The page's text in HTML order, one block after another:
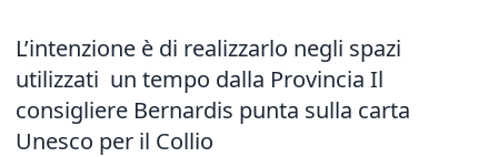
L’intenzione è di realizzarlo negli spazi
utilizzati un tempo dalla Provincia Il
consigliere Bernardis punta sulla carta
Unesco per il Collio